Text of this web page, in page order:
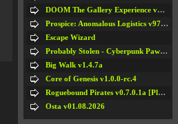
DOOM The Gallery Experience v1.4.2
Prospice: Anomalous Logistics v97 [Playtest]
Escape Wizard
Probably Stolen - Cyberpunk Pawnshop Simulator v048c [Playtest]
Big Walk v1.4.7a
Core of Genesis v1.0.0-rc.4
Roguebound Pirates v0.7.0.1a [Playtest]
Osta v01.08.2026